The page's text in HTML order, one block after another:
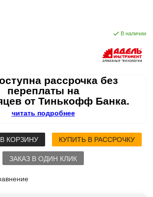
В наличии
рассрочка без
переплаты на
от Тинькофф Банка.
читать подробнее
В КОРЗИНУ КУПИТЬ В РАССРОЧКУ
ЗАКАЗ В ОДИН КЛИК